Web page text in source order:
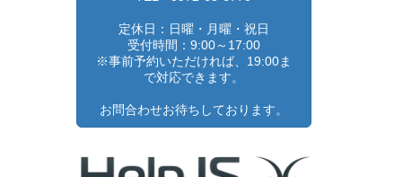
定休日：日曜・月曜・祝日
受付時間：9:00～17:00
※事前予約いただければ、19:00ま
で対応できます。
お問合わせお待ちしております。